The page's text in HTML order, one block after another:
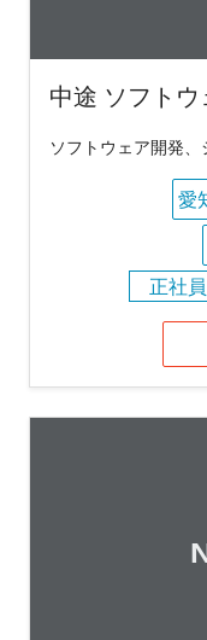
中途 ソフト
ソフトウェア開発
愛
正社員